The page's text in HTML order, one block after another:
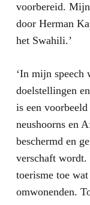
voorbereid.
door Herman
het Swahili.’
‘In mijn speech
doelstellingen
is een
neushoorns en
beschermd en
verschaft wordt.
toerisme toe
omwonenden.